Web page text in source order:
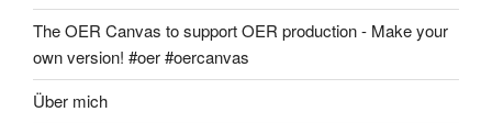
The OER Canvas to support OER production - Make your
own version! #oer #oercanvas
Über mich